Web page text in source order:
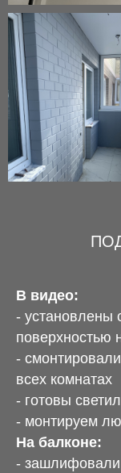
В видео:
- установлены
поверхностью
-
всех комнатах
- готовы
- монтируем
На балконе:
- зашлифовали